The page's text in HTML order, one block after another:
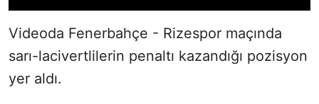
Videoda Fenerbahçe - Rizespor maçında
sarı-lacivertlilerin penaltı kazandığı pozisyon
yer aldı.